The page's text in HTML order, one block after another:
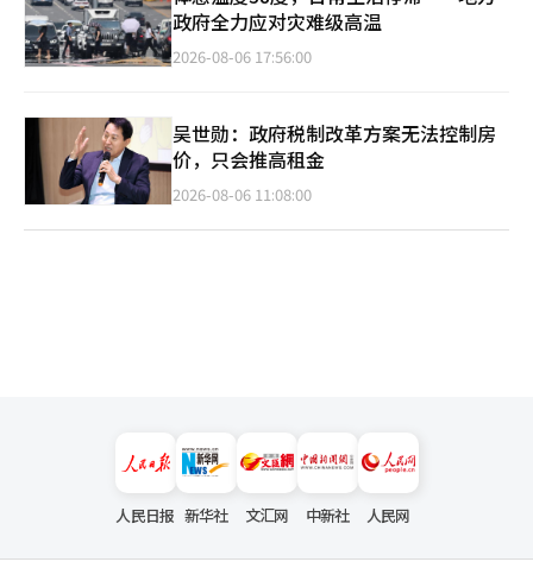
政府全力应对灾难级高温
2026-08-06 17:56:00
吴世勋：政府税制改革方案无法控制房
价，只会推高租金
2026-08-06 11:08:00
人民日报 新华社 文汇网 中新社 人民网